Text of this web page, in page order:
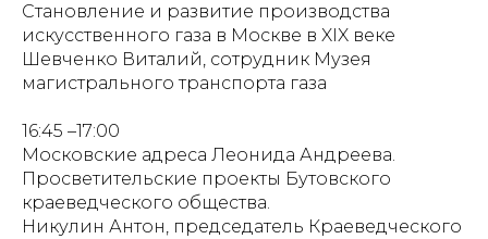
Становление и развитие производства
искусственного газа в Москве в XIX веке
Шевченко Виталий, сотрудник Музея
магистрального транспорта газа
16:45 –17:00
Московские адреса Леонида Андреева.
Просветительские проекты Бутовского
краеведческого общества.
Никулин Антон, председатель Краеведческого